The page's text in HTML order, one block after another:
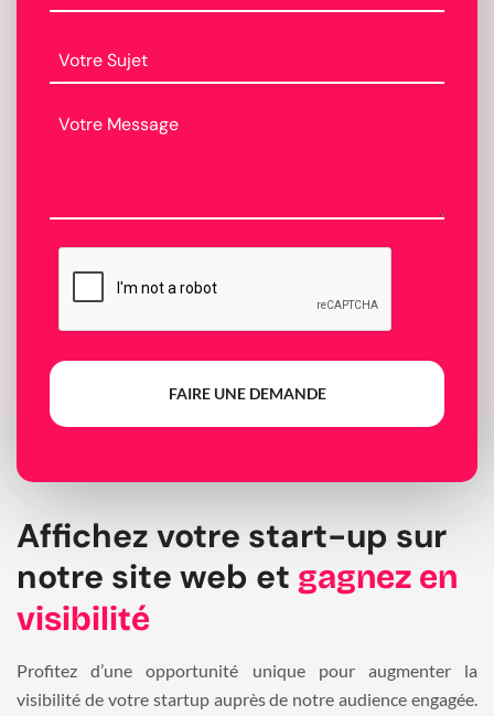
FAIRE UNE DEMANDE
Affichez votre start-up sur
notre site web et gagnez en
visibilité
Profitez d’une opportunité unique pour augmenter la
visibilité de votre startup auprès de notre audience engagée.